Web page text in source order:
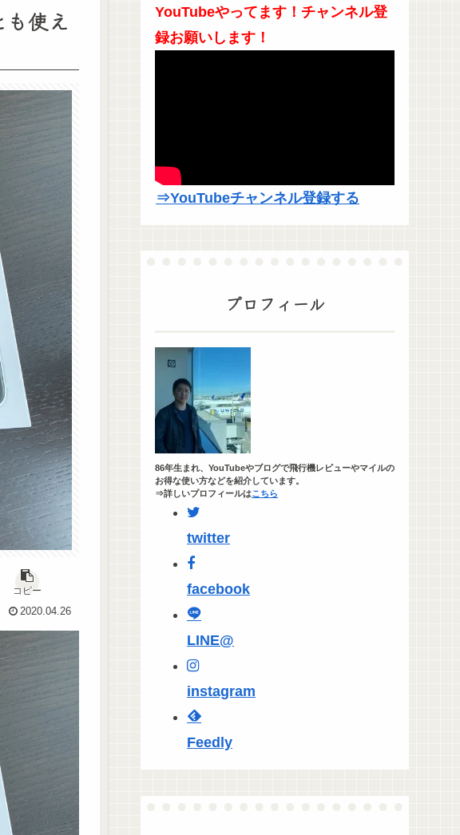
使え
コピー
2020.04.26
YouTubeやってます！チャンネル登
録お願いします！
⇒YouTubeチャンネル登録する
プロフィール
86年生まれ、YouTubeやブログで飛行機レビューやマイルの
お得な使い方などを紹介しています。
⇒詳しいプロフィールはこちら
twitter
facebook
LINE@
instagram
Feedly